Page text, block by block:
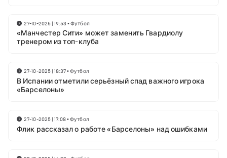
27-10-2025 | 19:53 •Футбол
«Манчестер Сити» может заменить Гвардиолу
тренером из топ-клуба
27-10-2025 | 18:37•Футбол
В Испании отметили серьёзный спад важного игрока
«Барселоны»
27-10-2025 | 17:08•Футбол
Флик рассказал о работе «Барселоны» над ошибками